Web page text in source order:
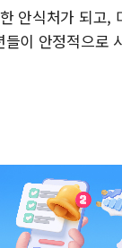
안식처가 되고,
이 안정적으로